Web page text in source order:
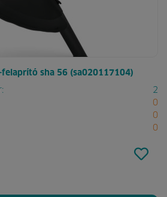
sha 56 (sa020117104)
2
0
0
0